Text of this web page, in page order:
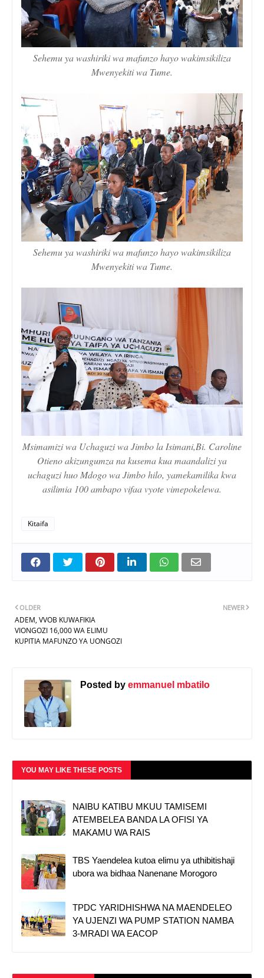
Sehemu ya washiriki wa mafunzo hayo wakimsikiliza
Mwenyekiti wa Tume.
Sehemu ya washiriki wa mafunzo hayo wakimsikiliza
Mwenyekiti wa Tume.
Msimamizi wa Uchaguzi wa Jimbo la Isimani,Bi. Caroline
Otieno akizungumza na kusema kua maandalizi ya
uchaguzi huo Mdogo wa Jimbo hilo, yamekamilika kwa
asilimia 100 ambapo vifaa vyote vimepokelewa.
Kitaifa
NEWER
OLDER
ADEM, VVOB KUWAFIKIA
VIONGOZI 16,000 WA ELIMU
KUPITIA MAFUNZO YA UONGOZI
Posted by emmanuel mbatilo
YOU MAY LIKE THESE POSTS
NAIBU KATIBU MKUU TAMISEMI
ATEMBELEA BANDA LA OFISI YA
MAKAMU WA RAIS
TBS Yaendelea kutoa elimu ya uthibitishaji
ubora wa bidhaa Nanenane Morogoro
TPDC YARIDHISHWA NA MAENDELEO
YA UJENZI WA PUMP STATION NAMBA
3-MRADI WA EACOP